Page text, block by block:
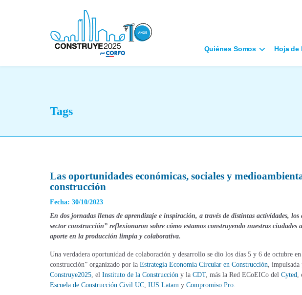
Quiénes Somos Hoja de
Tags
Las oportunidades económicas, sociales y
construcción
Fecha: 30/10/2023
En dos jornadas llenas de aprendizaje e inspiración, a través de distintas actividades,
sector construcción” reflexionaron sobre cómo estamos construyendo nuestras
aporte en la producción limpia y colaborativa.
Una verdadera oportunidad de colaboración y desarrollo se dio los días 5 y 6 de octubre
construcción” organizado por la Estrategia Economía Circular en Construcción, impulsada
Construye2025, el Instituto de la Construcción y la CDT, más la Red ECoEICo del Cyted,
Escuela de Construcción Civil UC, IUS Latam y Compromiso Pro.